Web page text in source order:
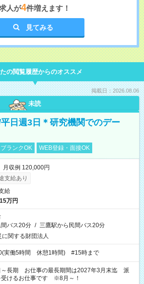
人が4件増えます！
見てみる
の閲覧履歴からのオススメ
掲載日：2026.08.06
未読
日週3日＊研究機関でのデー
ブランクOK WEB登録・面接OK
収例 120,000円
支給あり
給
万円
バス20分 / 三鷹駅から民間バス20分
関する財団法人
実働5時間 休憩1時間) #15時まで
～長期 お仕事の最長期間は2027年3月末迄 派
受けるお仕事です ※8月～！